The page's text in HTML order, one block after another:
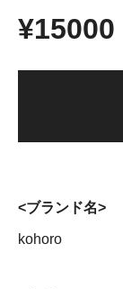
¥15000
<ブランド名>
kohoro